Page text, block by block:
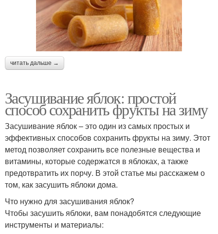
читать дальше →
Засушивание яблок: простой
способ сохранить фрукты на зиму
Засушивание яблок – это один из самых простых и
эффективных способов сохранить фрукты на зиму. Этот
метод позволяет сохранить все полезные вещества и
витамины, которые содержатся в яблоках, а также
предотвратить их порчу. В этой статье мы расскажем о
том, как засушить яблоки дома.
Что нужно для засушивания яблок?
Чтобы засушить яблоки, вам понадобятся следующие
инструменты и материалы: